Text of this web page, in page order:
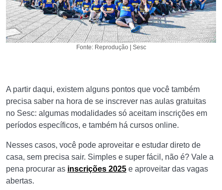
Fonte: Reprodução | Sesc
A partir daqui, existem alguns pontos que você também
precisa saber na hora de se inscrever nas aulas gratuitas
no Sesc: algumas modalidades só aceitam inscrições em
períodos específicos, e também há cursos online.
Nesses casos, você pode aproveitar e estudar direto de
casa, sem precisa sair. Simples e super fácil, não é? Vale a
pena procurar as inscrições 2025 e aproveitar das vagas
abertas.